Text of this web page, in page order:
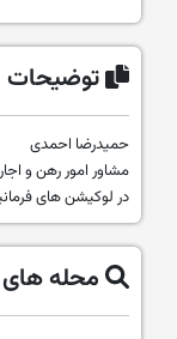
توضیحات
حمیدرضا احمدی
مشاور امور رهن و
در لوکیشن های
محله های